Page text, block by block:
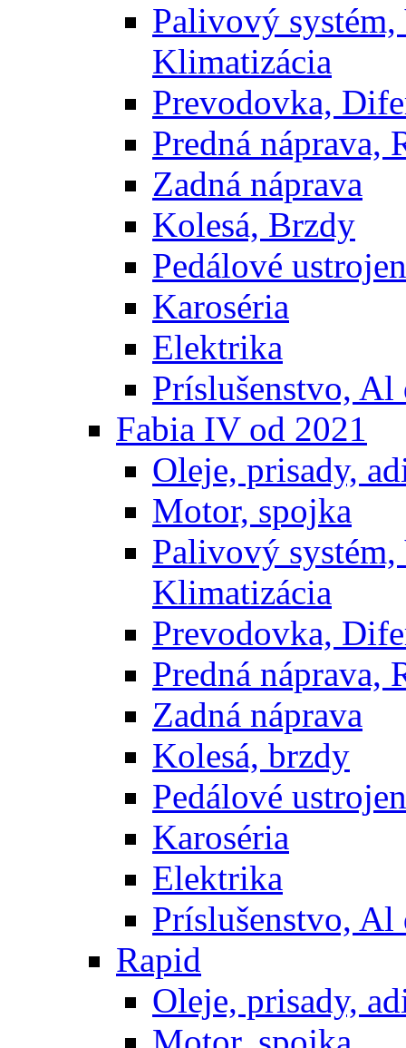
Palivový
Klimatizácia
Prevodovka,
Predná náprava,
Zadná náprava
Kolesá, Brzdy
Pedálové
Karoséria
Elektrika
Príslušenstvo, Al
Fabia IV od 2021
Oleje, prisady,
Motor, spojka
Palivový
Klimatizácia
Prevodovka,
Predná náprava,
Zadná náprava
Kolesá, brzdy
Pedálové
Karoséria
Elektrika
Príslušenstvo, Al
Rapid
Oleje, prisady,